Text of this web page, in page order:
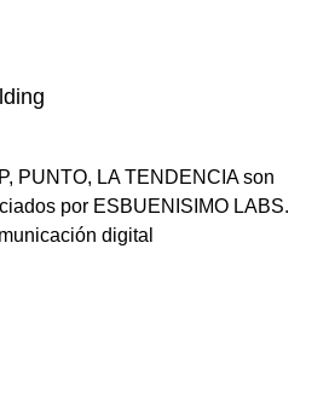
, PUNTO, LA TENDENCIAson
por ESBUENISIMO LABS.
digital